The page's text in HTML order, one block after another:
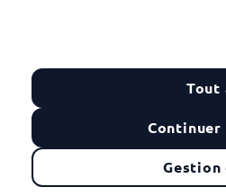
Toutes les solutions
TICKET RESTAURANT®
Gestion
Continuer
Tout